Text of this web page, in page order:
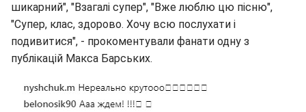
шикарний", "Взагалі супер", "Вже люблю цю пісню",
"Супер, клас, здорово. Хочу всю послухати і
подивитися", - прокоментували фанати одну з
публікацій Макса Барських.